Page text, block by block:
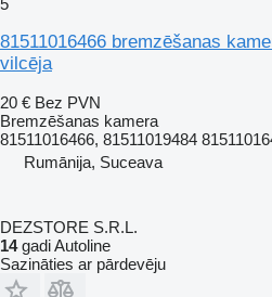
5
81511016466 bremzēšanas
vilcēja
20 € Bez PVN
Bremzēšanas kamera
81511016466, 81511019484
Rumānija, Suceava
DEZSTORE S.R.L.
14gadi Autoline
Sazināties ar pārdevēju